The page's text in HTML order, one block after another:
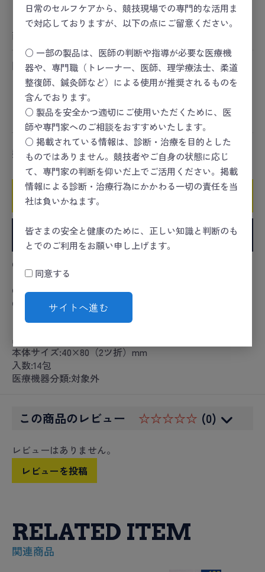
日常のセルフケアから、競技現場での専門的な活用ま
で対応しておりますが、以下の点にご留意ください。
○ 一部の製品は、医師の判断や指導が必要な医療機
器や、専門職（トレーナー、医師、理学療法士、柔道
整復師、鍼灸師など）による使用が推奨されるものを
含んでおります。
○ 製品を安全かつ適切にご使用いただくために、医
師や専門家へのご相談をおすすめいたします。
○ 掲載されている情報は、診断・治療を目的とした
ものではありません。競技者やご自身の状態に応じ
て、専門家の判断を仰いだ上でご活用ください。掲載
情報による診断・治療行為にかかわる一切の責任を当
社は負いかねます。
皆さまの安全と健康のために、正しい知識と判断のも
とでのご利用をお願い申し上げます。
同意する
サイトへ進む
ー 価格は会員のみ閲覧いただけます ー
商品コード：
関連カテゴリ
スポーツセーフティー
スポーツセーフティー
スポーツセーフティーキット
スポーツセーフティー
スポーツセーフティーキット
創傷
数量
お気に入りに追加
●目やにの除去や花粉・ほこりの除去、点眼前後の清拭
に最適です。
●滅菌済個包装。
●医薬部外品。
カタログコード:24-5487-00
品番:11451
本体サイズ:40×80（2ツ折）mm
入数:14包
医療機器分類:対象外
この商品のレビュー ☆☆☆☆☆ (0)
レビューはありません。
レビューを投稿
RELATED ITEM
関連商品